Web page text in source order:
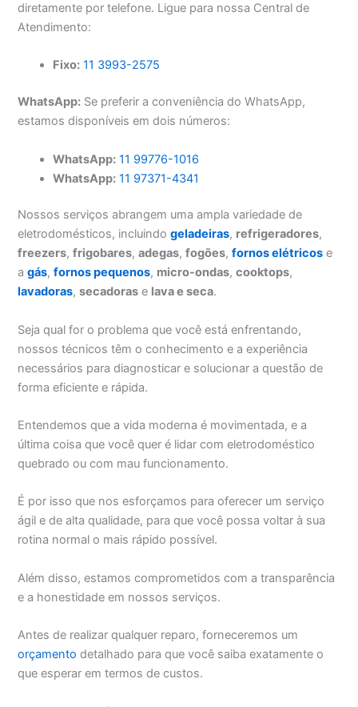
diretamente por telefone. Ligue para nossa Central de
Atendimento:
Fixo: 11 3993-2575
WhatsApp: Se preferir a conveniência do WhatsApp,
estamos disponíveis em dois números:
WhatsApp: 11 99776-1016
WhatsApp: 11 97371-4341
Nossos serviços abrangem uma ampla variedade de
eletrodomésticos, incluindogeladeiras, refrigeradores,
freezers,frigobares,adegas,fogões,fornos elétricos e
agás,fornos pequenos, micro-ondas,cooktops,
lavadoras,secadoras e lava e seca.
Seja qual for o problema que você está enfrentando,
nossos técnicos têm o conhecimento e a experiência
necessários para diagnosticar e solucionar a questão de
forma eficiente e rápida.
Entendemos que a vida moderna é movimentada, e a
última coisa que você quer é lidar com eletrodoméstico
quebrado ou com mau funcionamento.
É por isso que nos esforçamos para oferecer um serviço
ágil e de alta qualidade, para que você possa voltar à sua
rotina normal o mais rápido possível.
Além disso, estamos comprometidos com a transparência
e a honestidade em nossos serviços.
Antes de realizar qualquer reparo, forneceremos um
orçamento detalhado para que você saiba exatamente o
que esperar em termos de custos.